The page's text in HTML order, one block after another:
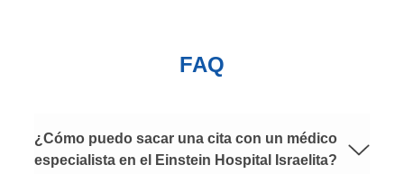
FAQ
¿Cómo puedo sacar una cita con un médico
especialista en el Einstein Hospital Israelita?